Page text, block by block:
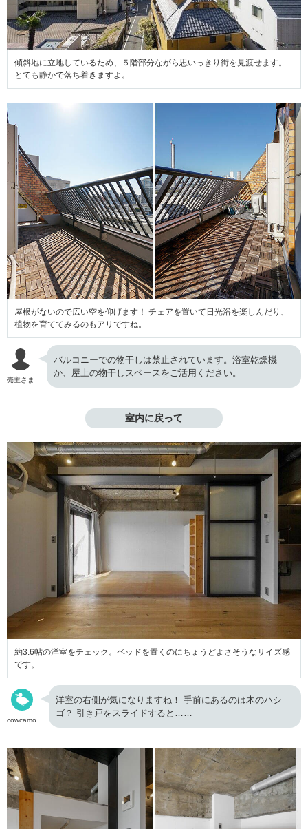
傾斜地に立地しているため、５階部分ながら思いっきり街を見渡せます。
とても静かで落ち着きますよ。
屋根がないので広い空を仰げます！ チェアを置いて日光浴を楽しんだり、
植物を育ててみるのもアリですね。
売主さま
バルコニーでの物干しは禁止されています。浴室乾燥機
か、屋上の物干しスペースをご活用ください。
室内に戻って
約3.6帖の洋室をチェック。ベッドを置くのにちょうどよさそうなサイズ感
です。
cowcamo
洋室の右側が気になりますね！ 手前にあるのは木のハシ
ゴ？ 引き戸をスライドすると……